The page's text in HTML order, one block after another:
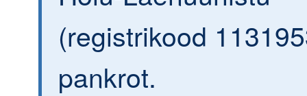
(registrikood
pankrot.